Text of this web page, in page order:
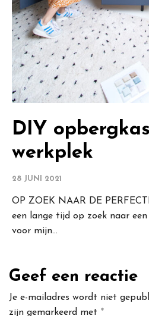
DIY
werkplek
28 JUNI 2021
OP ZOEK NAAR DE
een lange tijd op zoek naar
voor mijn...
Geef een reactie
Je e-mailadres wordt niet
zijn gemarkeerd met *